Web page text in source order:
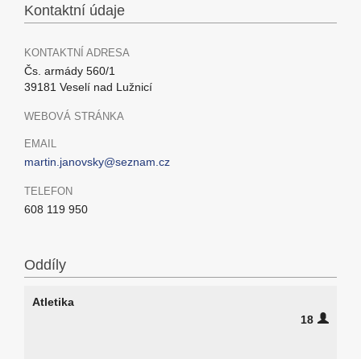
Kontaktní údaje
KONTAKTNÍ ADRESA
Čs. armády 560/1
39181 Veselí nad Lužnicí
WEBOVÁ STRÁNKA
EMAIL
martin.janovsky@seznam.cz
TELEFON
608 119 950
Oddíly
Atletika
18